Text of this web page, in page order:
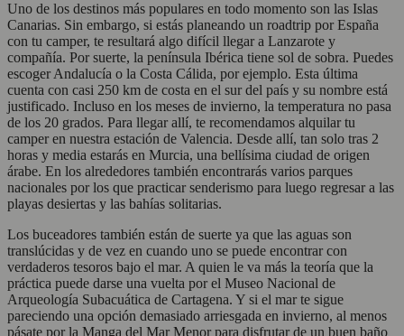
Uno de los destinos más populares en todo momento son las Islas
Canarias. Sin embargo, si estás planeando un roadtrip por España
con tu camper, te resultará algo difícil llegar a Lanzarote y
compañía. Por suerte, la península Ibérica tiene sol de sobra. Puedes
escoger Andalucía o la Costa Cálida, por ejemplo. Esta última
cuenta con casi 250 km de costa en el sur del país y su nombre está
justificado. Incluso en los meses de invierno, la temperatura no pasa
de los 20 grados. Para llegar allí, te recomendamos alquilar tu
camper en nuestra estación de Valencia. Desde allí, tan solo tras 2
horas y media estarás en Murcia, una bellísima ciudad de origen
árabe. En los alrededores también encontrarás varios parques
nacionales por los que practicar senderismo para luego regresar a las
playas desiertas y las bahías solitarias.
Los buceadores también están de suerte ya que las aguas son
translúcidas y de vez en cuando uno se puede encontrar con
verdaderos tesoros bajo el mar. A quien le va más la teoría que la
práctica puede darse una vuelta por el Museo Nacional de
Arqueología Subacuática de Cartagena. Y si el mar te sigue
pareciendo una opción demasiado arriesgada en invierno, al menos
pásate por la Manga del Mar Menor para disfrutar de un buen baño